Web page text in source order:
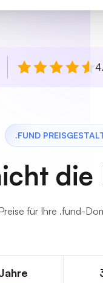
.FUND
für Ihre .fund-